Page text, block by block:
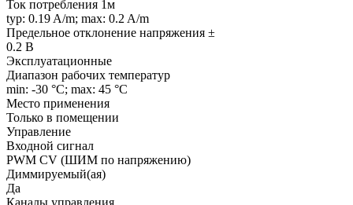
Ток потребления 1м
typ: 0.19 A/m; max: 0.2 A/m
Предельное отклонение напряжения ±
0.2 В
Эксплуатационные
Диапазон рабочих температур
min: -30 °C; max: 45 °C
Место применения
Только в помещении
Управление
Входной сигнал
PWM СV (ШИМ по напряжению)
Диммируемый(ая)
Да
Каналы управления